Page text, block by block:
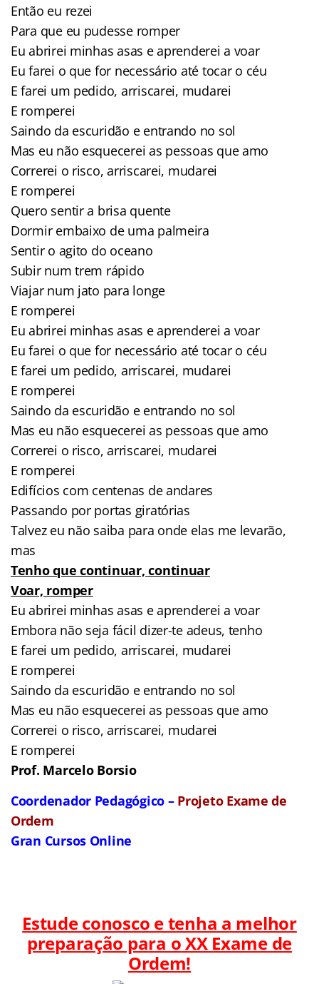
Então eu rezei
Para que eu pudesse romper
Eu abrirei minhas asas e aprenderei a voar
Eu farei o que for necessário até tocar o céu
E farei um pedido, arriscarei, mudarei
E romperei
Saindo da escuridão e entrando no sol
Mas eu não esquecerei as pessoas que amo
Correrei o risco, arriscarei, mudarei
E romperei
Quero sentir a brisa quente
Dormir embaixo de uma palmeira
Sentir o agito do oceano
Subir num trem rápido
Viajar num jato para longe
E romperei
Eu abrirei minhas asas e aprenderei a voar
Eu farei o que for necessário até tocar o céu
E farei um pedido, arriscarei, mudarei
E romperei
Saindo da escuridão e entrando no sol
Mas eu não esquecerei as pessoas que amo
Correrei o risco, arriscarei, mudarei
E romperei
Edifícios com centenas de andares
Passando por portas giratórias
Talvez eu não saiba para onde elas me levarão,
mas
Tenho que continuar, continuar
Voar, romper
Eu abrirei minhas asas e aprenderei a voar
Embora não seja fácil dizer-te adeus, tenho
E farei um pedido, arriscarei, mudarei
E romperei
Saindo da escuridão e entrando no sol
Mas eu não esquecerei as pessoas que amo
Correrei o risco, arriscarei, mudarei
E romperei
Prof. Marcelo Borsio
Coordenador Pedagógico – Projeto Exame de
Ordem
Gran Cursos Online
Estude conosco e tenha a melhor
preparação para oXX Exame de
Ordem!